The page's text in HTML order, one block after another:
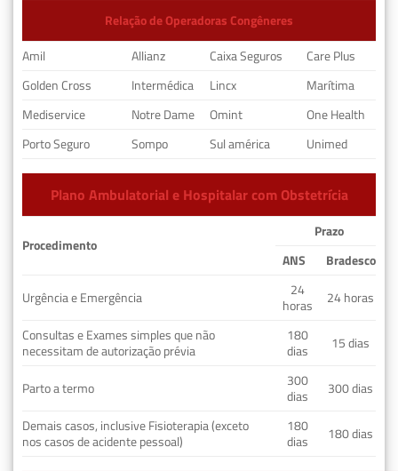
Relação de Operadoras Congêneres
Amil
Allianz Caixa Seguros
Care Plus
Golden Cross
Intermédica Lincx
Marítima
Mediservice
Notre Dame Omint
One Health
Porto Seguro
Sompo Sul américa Unimed
Plano Ambulatorial e Hospitalar com Obstetrícia
Procedimento
Prazo
ANS
Bradesco
Urgência e Emergência
24
horas
24 horas
Consultas e Exames simples que não
necessitam de autorização prévia
180
dias
15 dias
Parto a termo
300
dias
300 dias
Demais casos, inclusive Fisioterapia (exceto
nos casos de acidente pessoal)
180
dias
180 dias